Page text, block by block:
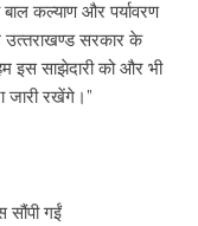
बाल कल्‍याण और पर्यावरण
उत्‍तराखण्‍ड सरकार के
इस साझेदारी को और भी
जारी रखेंगे।”
सौंपी गईं